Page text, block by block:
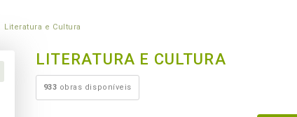
Literatura e Cultura
LITERATURA E CULTURA
933 obras disponíveis